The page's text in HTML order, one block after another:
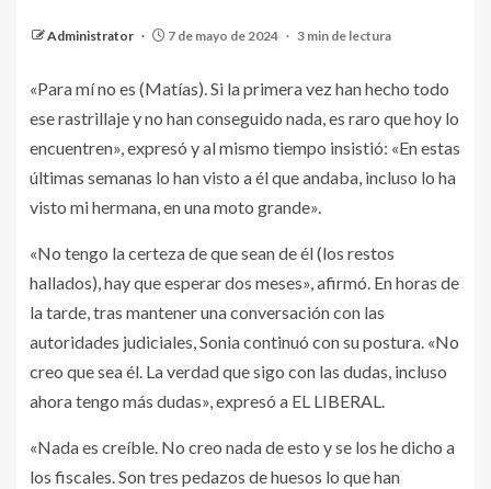
Administrator 7 de mayo de 2024 3 min de lectura
«Para mí no es (Matías). Si la primera vez han hecho todo
ese rastrillaje y no han conseguido nada, es raro que hoy lo
encuentren», expresó y al mismo tiempo insistió: «En estas
últimas semanas lo han visto a él que andaba, incluso lo ha
visto mi hermana, en una moto grande».
«No tengo la certeza de que sean de él (los restos
hallados), hay que esperar dos meses», afirmó. En horas de
la tarde, tras mantener una conversación con las
autoridades judiciales, Sonia continuó con su postura. «No
creo que sea él. La verdad que sigo con las dudas, incluso
ahora tengo más dudas», expresó a EL LIBERAL.
«Nada es creíble. No creo nada de esto y se los he dicho a
los fiscales. Son tres pedazos de huesos lo que han